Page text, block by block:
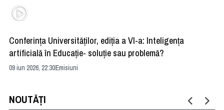
Conferința Universităților, ediția a VI-a: Inteligența
artificială în Educație- soluție sau problemă?
09 iun 2026, 22:30Emisiuni
NOUTĂȚI